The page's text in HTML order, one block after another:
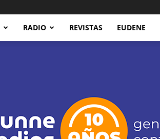
RADIO REVISTAS EUDENE